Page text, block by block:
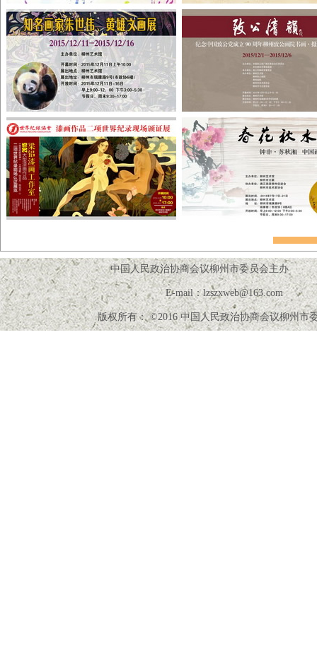
中国人民政治协商会议柳州市委员会
E-mail：
版权所有： ©2016 中国人民政治协商